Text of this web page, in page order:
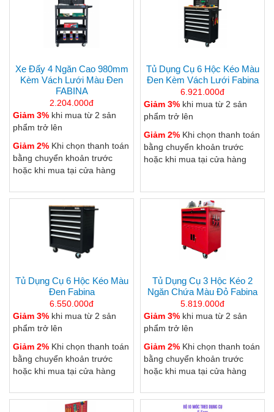
Xe Đẩy 4 Ngăn Cao 980mm
Kèm Vách Lưới Màu Đen
FABINA
2.204.000đ
Giảm 3% khi mua từ 2 sản
phẩm trở lên
Giảm 2% Khi chọn thanh toán
bằng chuyển khoản trước
hoặc khi mua tại cửa hàng
Tủ Dụng Cụ 6 Hộc Kéo Màu
Đen Kèm Vách Lưới Fabina
6.921.000đ
Giảm 3% khi mua từ 2 sản
phẩm trở lên
Giảm 2% Khi chọn thanh toán
bằng chuyển khoản trước
hoặc khi mua tại cửa hàng
Tủ Dụng Cụ 6 Hộc Kéo Màu
Đen Fabina
6.550.000đ
Giảm 3% khi mua từ 2 sản
phẩm trở lên
Giảm 2% Khi chọn thanh toán
bằng chuyển khoản trước
hoặc khi mua tại cửa hàng
Tủ Dụng Cụ 3 Hộc Kéo 2
Ngăn Chứa Màu Đỏ Fabina
5.819.000đ
Giảm 3% khi mua từ 2 sản
phẩm trở lên
Giảm 2% Khi chọn thanh toán
bằng chuyển khoản trước
hoặc khi mua tại cửa hàng